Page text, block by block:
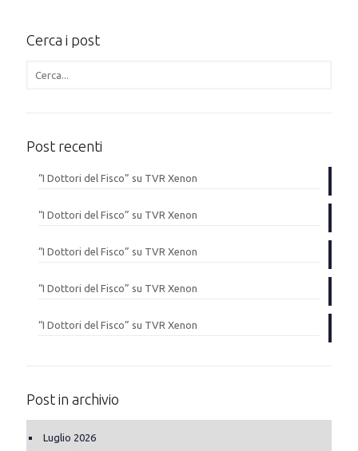
Cerca i post
Post recenti
“I Dottori del Fisco” su TVR Xenon
“I Dottori del Fisco” su TVR Xenon
“I Dottori del Fisco” su TVR Xenon
“I Dottori del Fisco” su TVR Xenon
“I Dottori del Fisco” su TVR Xenon
Post in archivio
Luglio 2026